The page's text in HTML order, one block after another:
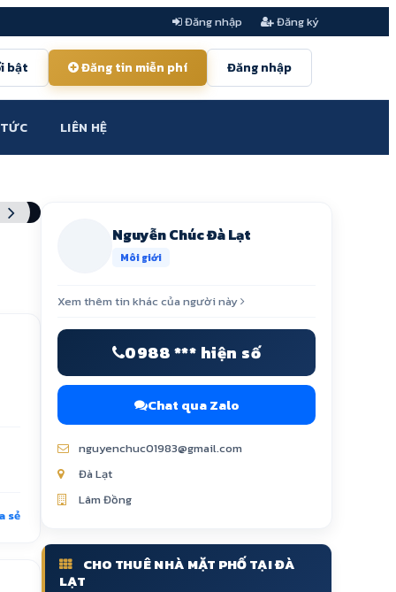
Đăng nhập Đăng ký
bật Đăng tin miễn phí Đăng nhập
LIÊN HỆ
sẻ
Nguyễn Chúc Đà Lạt
Môi giới
Xem thêm tin khác của người này
0988 *** hiện số
Chat qua Zalo
nguyenchuc01983@gmail.com
Đà Lạt
Lâm Đồng
CHO THUÊ NHÀ MẶT PHỐ TẠI ĐÀ
LẠT